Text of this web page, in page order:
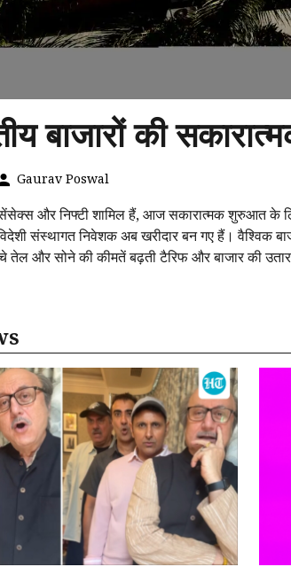
बाजारों की
Gaurav Poswal
सेंसेक्स और निफ्टी शामिल हैं, आज सकारात्मक शुरुआत के
संस्थागत निवेशक अब खरीदार बन गए हैं। वैश्विक
और सोने की कीमतें बढ़ती टैरिफ और बाजार की